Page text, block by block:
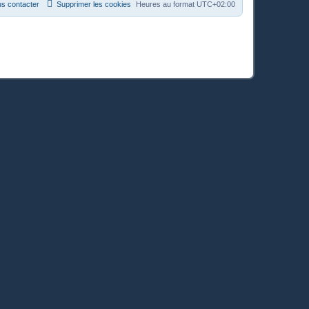
Heures au format UTC+02:00
Supprimer les cookies
contacter